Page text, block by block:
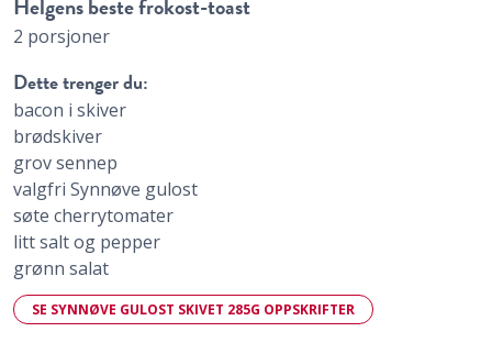
2 porsjoner
Dette trenger du:
bacon i skiver
brødskiver
grov sennep
valgfri Synnøve gulost
søte cherrytomater
litt salt og pepper
grønn salat
SE SYNNØVE GULOST SKIVET 285G OPPSKRIFTER